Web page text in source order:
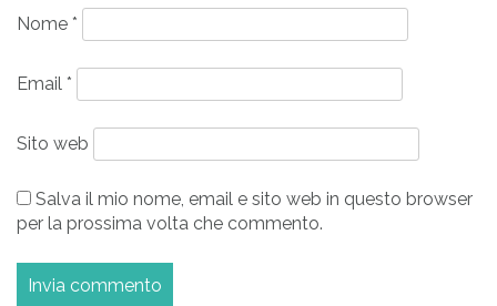
Nome *
Email *
Sito web
Salva il mio nome, email e sito web in questo browser
per la prossima volta che commento.